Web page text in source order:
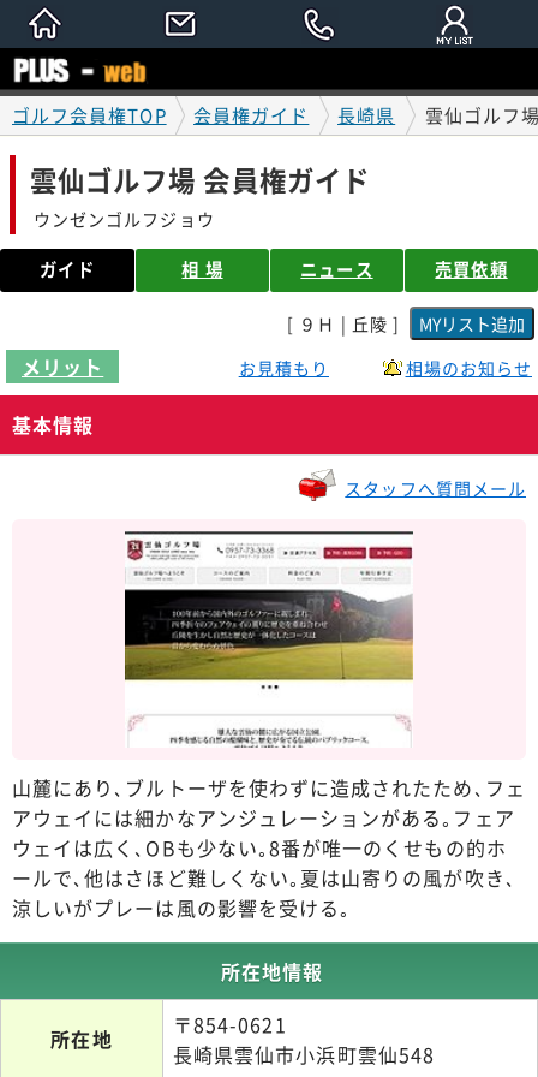
ゴルフ会員権TOP 会員権ガイド 長崎県 雲仙ゴルフ
雲仙ゴルフ場 会員権ガイド
ウンゼンゴルフジョウ
ガイド 相 場 ニュース 売買依頼
[ ９Ｈ | 丘陵 ]
メリット お見積もり 相場のお知らせ
基本情報
スタッフへ質問メール
山麓にあり､ブルトーザを使わずに造成されたため､フェ
アウェイには細かなアンジュレーションがある｡フェア
ウェイは広く､OBも少ない｡8番が唯一のくせもの的ホ
ールで､他はさほど難しくない｡夏は山寄りの風が吹き､
涼しいがプレーは風の影響を受ける｡
所在地情報
所在地
〒854-0621
長崎県雲仙市小浜町雲仙548